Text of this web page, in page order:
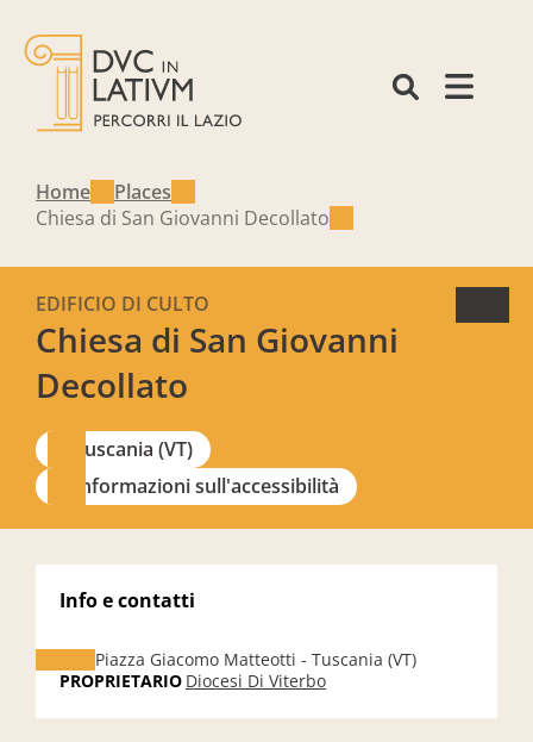
Home
Places
Chiesa di San Giovanni Decollato
Chiesa di San Giovanni
Decollato
EDIFICIO DI CULTO
Tuscania (VT)
Informazioni sull'accessibilità
Info e contatti
Piazza Giacomo Matteotti - Tuscania (VT)
PROPRIETARIO Diocesi Di Viterbo